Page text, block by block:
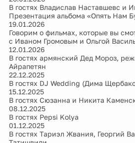
В гостях Владислав Наставшевс и
Презентация альбома «Опять Нам
19.01.2026
Говорим о фильмах, которые вы
с Иваном Громовым и Ольгой
12.01.2026
В гостях армянский Дед Мороз,
Айрапетян
22.12.2025
В гостях DJ Wedding (Дима
15.12.2025
В гостях Сюзанна и Никита
08.12.2025
В гостях Pepsi Kolya
01.12.2025
В гостях Тариэл Жвания, Георгий